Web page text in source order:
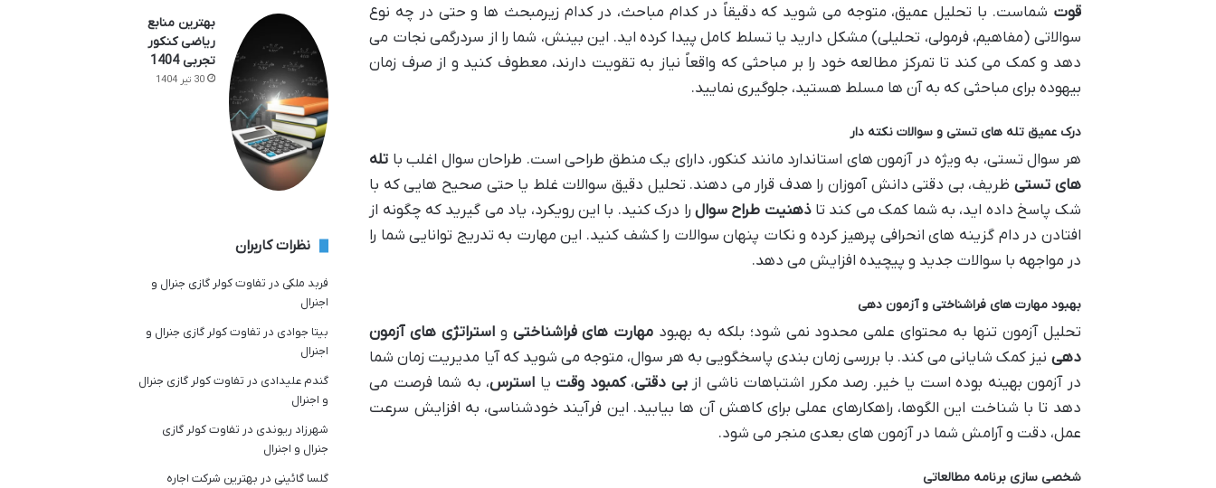
قوت شماست. با تحلیل عمیق، متوجه می شوید که دقیقاً در کدام مباحث، در کدام زیرمبحث ها و حتی در چه نوع
سوالاتی (مفاهیم، فرمولی، تحلیلی) مشکل دارید یا تسلط کامل پیدا کرده اید. این بینش، شما را از سردرگمی نجات می
دهد و کمک می کند تا تمرکز مطالعه خود را بر مباحثی که واقعاً نیاز به تقویت دارند، معطوف کنید و از صرف زمان
بیهوده برای مباحثی که به آن ها مسلط هستید، جلوگیری نمایید.
درک عمیق تله های تستی و سوالات نکته دار
هر سوال تستی، به ویژه در آزمون های استاندارد مانند کنکور، دارای یک منطق طراحی است. طراحان سوال اغلب با تله
های تستیظریف، بی دقتی دانش آموزان را هدف قرار می دهند. تحلیل دقیق سوالات غلط یا حتی صحیح هایی که با
شک پاسخ داده اید، به شما کمک می کند تاذهنیت طراح سوال را درک کنید. با این رویکرد، یاد می گیرید که چگونه از
افتادن در دام گزینه های انحرافی پرهیز کرده و نکات پنهان سوالات را کشف کنید. این مهارت به تدریج توانایی شما را
در مواجهه با سوالات جدید و پیچیده افزایش می دهد.
بهبود مهارت های فراشناختی و آزمون دهی
تحلیل آزمون تنها به محتوای علمی محدود نمی شود؛ بلکه به بهبود مهارت های فراشناختی واستراتژی های آزمون
دهی نیز کمک شایانی می کند. با بررسی زمان بندی پاسخگویی به هر سوال، متوجه می شوید که آیا مدیریت زمان شما
در آزمون بهینه بوده است یا خیر. رصد مکرر اشتباهات ناشی ازبی دقتی،کمبود وقت یا استرس، به شما فرصت می
دهد تا با شناخت این الگوها، راهکارهای عملی برای کاهش آن ها بیابید. این فرآیند خودشناسی، به افزایش سرعت
عمل، دقت و آرامش شما در آزمون های بعدی منجر می شود.
شخصی سازی برنامه مطالعاتی
بهترین منابع
ریاضی کنکور
تجربی 1404
30 تیر 1404
نظرات کاربران
فربد ملکی در تفاوت کولر گازی جنرال و
اجنرال
بیتا جوادی در تفاوت کولر گازی جنرال و
اجنرال
گندم علیدادی در تفاوت کولر گازی جنرال
و اجنرال
شهرزاد ریوندی در تفاوت کولر گازی
جنرال و اجنرال
گلسا گائینی در بهترین شرکت اجاره